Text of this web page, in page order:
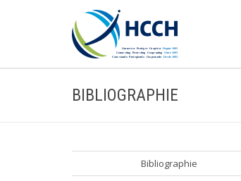
BIBLIOGRAPHIE
Bibliographie